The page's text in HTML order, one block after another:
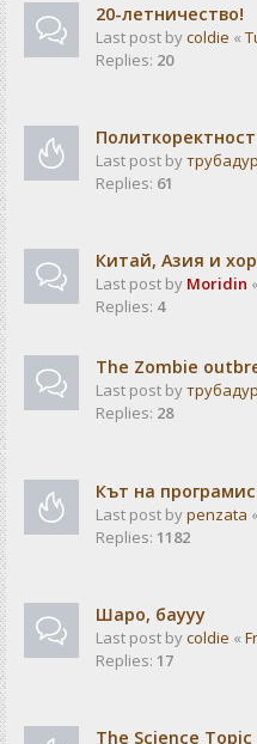
20-летничество!
Last post bycoldie «
Replies: 20
Last post byтрубадур
Replies: 61
Китай, Азия и
Last post by Moridin «
Replies: 4
The Zombie
Last post byтрубадур
Replies: 28
Кът на
Last post bypenzata «
Replies: 1182
Шаро, баууу
Last post bycoldie «
Replies: 17
The Science Topic